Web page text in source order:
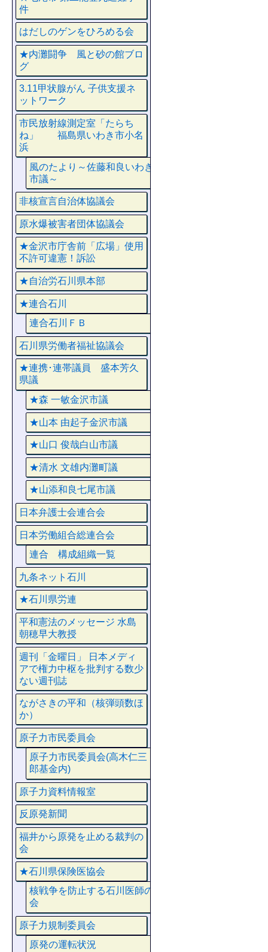
件
はだしのゲンをひろめる会
★内灘闘争 風と砂の館ブロ
グ
3.11甲状腺がん 子供支援ネ
ットワーク
市民放射線測定室「たらち
ね」 福島県いわき市小名
浜
風のたより～佐藤和良いわき
市議～
非核宣言自治体協議会
原水爆被害者団体協議会
★金沢市庁舎前「広場」使用
不許可違憲！訴訟
★自治労石川県本部
★連合石川
連合石川ＦＢ
石川県労働者福祉協議会
★連携･連帯議員 盛本芳久
県議
★森 一敏金沢市議
★山本 由起子金沢市議
★山口 俊哉白山市議
★清水 文雄内灘町議
★山添和良七尾市議
日本弁護士会連合会
日本労働組合総連合会
連合 構成組織一覧
九条ネット石川
★石川県労連
平和憲法のメッセージ 水島
朝穂早大教授
週刊「金曜日」 日本メディ
アで権力中枢を批判する数少
ない週刊誌
ながさきの平和（核弾頭数ほ
か）
原子力市民委員会
原子力市民委員会(高木仁三
郎基金内)
原子力資料情報室
反原発新聞
福井から原発を止める裁判の
会
★石川県保険医協会
核戦争を防止する石川医師の
会
原子力規制委員会
原発の運転状況